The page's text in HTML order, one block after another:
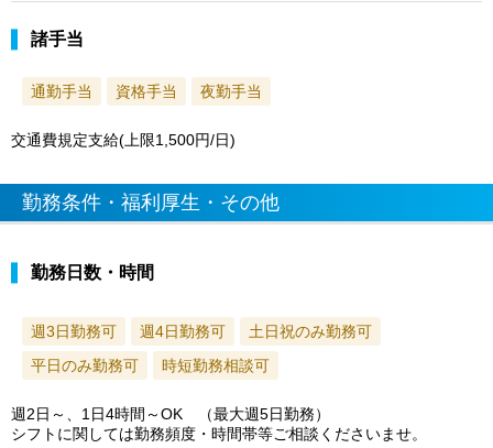
諸手当
通勤手当 資格手当 夜勤手当
交通費規定支給(上限1,500円/日)
勤務条件・福利厚生・その他
勤務日数・時間
週3日勤務可 週4日勤務可
土日祝のみ勤務可
平日のみ勤務可
時短勤務相談可
週2日～、1日4時間～OK （最大週5日勤務）
シフトに関しては勤務頻度・時間帯等ご相談くださいませ。